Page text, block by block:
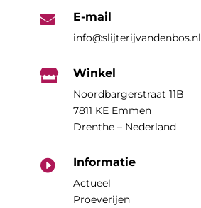
 E-mail
info@slijterijvandenbos.nl
 Winkel
Noordbargerstraat 11B
7811 KE Emmen
Drenthe – Nederland
 Informatie
Actueel
Proeverijen